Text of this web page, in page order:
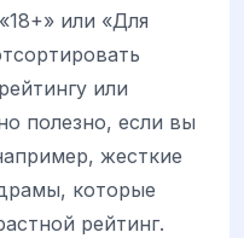
или «Для
или
полезно, если вы
жесткие
которые
рейтинг.